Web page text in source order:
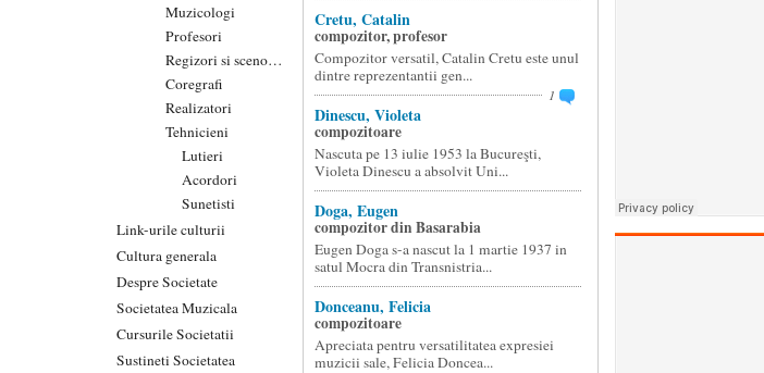
Muzicologi
Profesori
Regizori si scenografi
Coregrafi
Realizatori
Tehnicieni
Lutieri
Acordori
Sunetisti
Link-urile culturii
Cultura generala
Despre Societate
Societatea Muzicala
Cursurile Societatii
Sustineti Societatea
Cretu, Catalin
compozitor, profesor
Compozitor versatil, Catalin Cretu este unul
dintre reprezentantii gen...
1
Dinescu, Violeta
compozitoare
Nascuta pe 13 iulie 1953 la Bucureşti,
Violeta Dinescu a absolvit Uni...
Doga, Eugen
compozitor din Basarabia
Eugen Doga s-a nascut la 1 martie 1937 in
satul Mocra din Transnistria...
Donceanu, Felicia
compozitoare
Apreciata pentru versatilitatea expresiei
muzicii sale, Felicia Doncea...